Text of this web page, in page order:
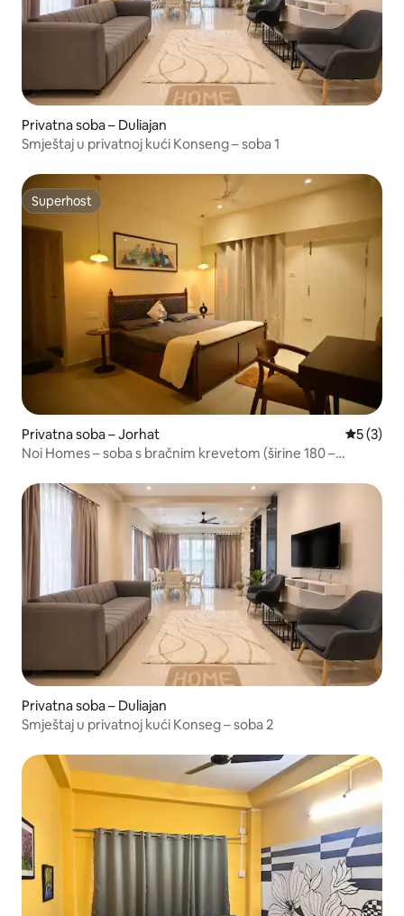
Privatna soba – Duliajan
Smještaj u privatnoj kući Konseng – soba 1
Superhost
Superhost
Privatna soba – Jorhat
5 (3)
Noi Homes – soba s bračnim krevetom (širine 180 –
boravkom i kuhinjom + balkon
Privatna soba – Duliajan
Smještaj u privatnoj kući Konseg – soba 2